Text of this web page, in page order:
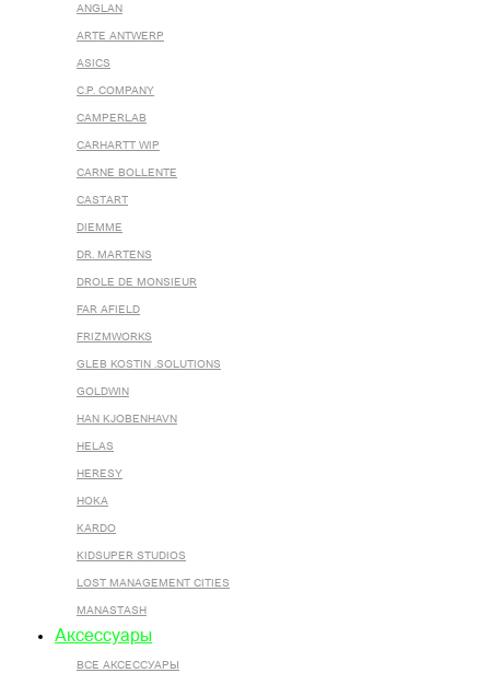
ANGLAN
ARTE ANTWERP
ASICS
C.P. COMPANY
CAMPERLAB
CARHARTT WIP
CARNE BOLLENTE
CASTART
DIEMME
DR. MARTENS
DROLE DE MONSIEUR
FAR AFIELD
FRIZMWORKS
GLEB KOSTIN .SOLUTIONS
GOLDWIN
HAN KJOBENHAVN
HELAS
HERESY
HOKA
KARDO
KIDSUPER STUDIOS
LOST MANAGEMENT CITIES
MANASTASH
Аксессуары
ВСЕ AКСЕССУАРЫ